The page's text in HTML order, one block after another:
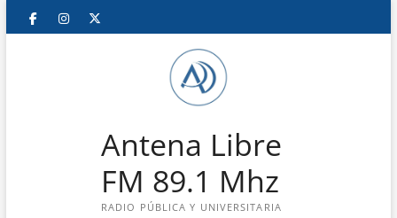
Saltar
FacebookInstagram
Antena Libre
FM 89.1 Mhz
RADIO PÚBLICA Y UNIVERSITARIA